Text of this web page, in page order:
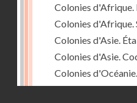
Colonies
Colonies
Colonies d'Asie.
Colonies d'Asie.
Colonies
Colonies